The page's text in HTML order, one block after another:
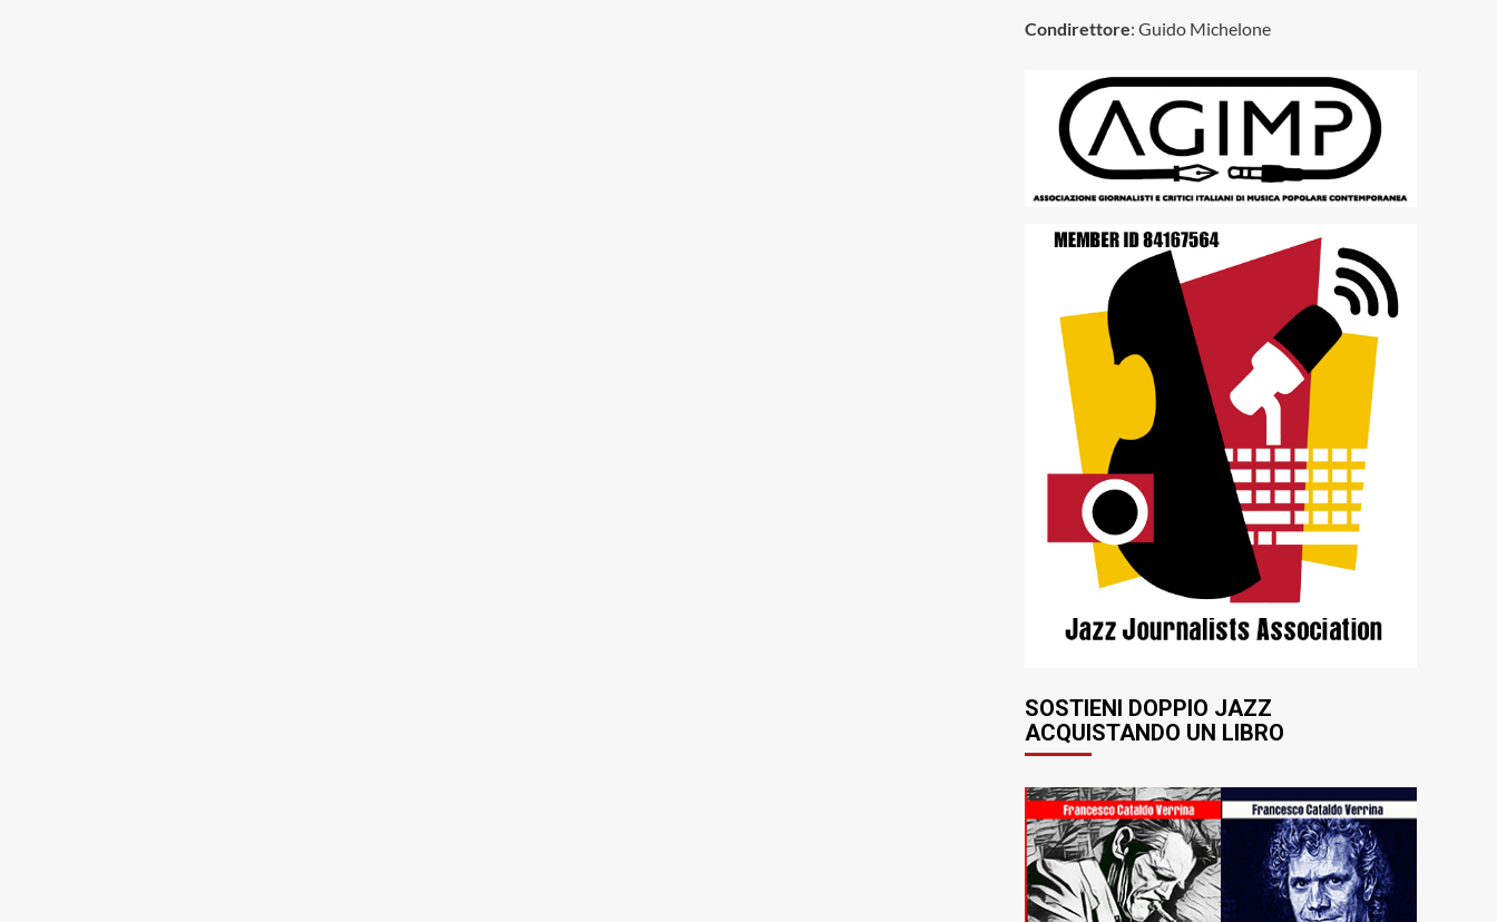
Condirettore: Guido Michelone
SOSTIENI DOPPIO JAZZ
ACQUISTANDO UN LIBRO